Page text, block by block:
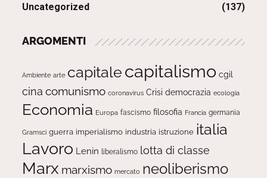
Uncategorized (137)
ARGOMENTI
Ambiente arte capitale capitalismo cgil
cina comunismo coronavirus Crisi democrazia ecologia
Economia Europa fascismo filosofia Francia germania
Gramsci guerra imperialismo industria istruzione italia
Lavoro Lenin liberalismo lotta di classe
Marx marxismo mercato neoliberismo